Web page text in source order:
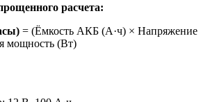
расчета:
= (Ёмкость АКБ (А·ч) × Напряжение
мощность (Вт)